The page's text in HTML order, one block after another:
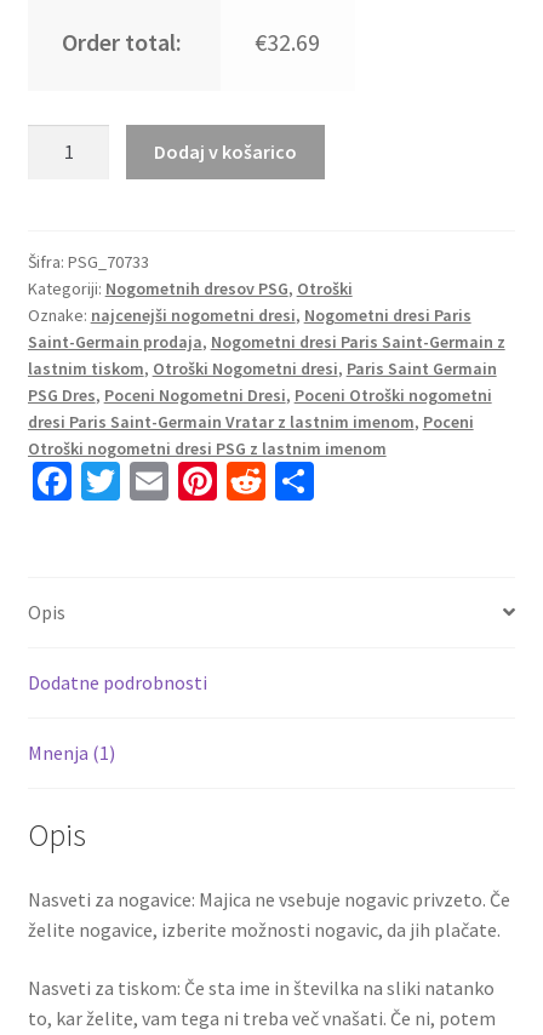
Order total: €32.69
Paris
Saint-
Germain
PSG
Vratar
Domači
2023
DONNARUMMA
99
Dodaj v košarico
Šifra: PSG_70733
Kategoriji: Nogometnih dresov PSG, Otroški
Oznake: najcenejši nogometni dresi, Nogometni dresi Paris
Saint-Germain prodaja, Nogometni dresi Paris Saint-Germain z
lastnim tiskom, Otroški Nogometni dresi, Paris Saint Germain
PSG Dres, Poceni Nogometni Dresi, Poceni Otroški nogometni
dresi Paris Saint-Germain Vratar z lastnim imenom, Poceni
Otroški nogometni dresi PSG z lastnim imenom
Fa
k
T E Pi R S
Opis
Dodatne podrobnosti
Mnenja (1)
Opis
Nasveti za nogavice: Majica ne vsebuje nogavic privzeto. Če
želite nogavice, izberite možnosti nogavic, da jih plačate.
Nasveti za tiskom: Če sta ime in številka na sliki natanko
to, kar želite, vam tega ni treba več vnašati. Če ni, potem